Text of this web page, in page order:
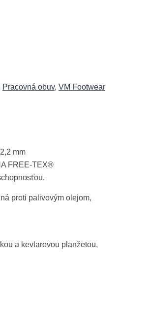
Pracovná obuv, VM Footwear
mm
FREE-TEX®
proti palivovým olejom,
a kevlarovou planžetou,